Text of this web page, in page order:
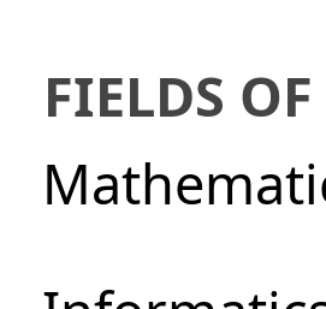
FIELDS